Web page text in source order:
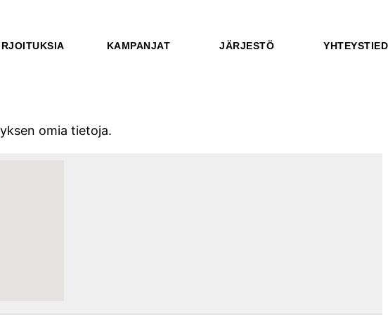
KAMPANJAT JÄRJESTÖ
omia tietoja.